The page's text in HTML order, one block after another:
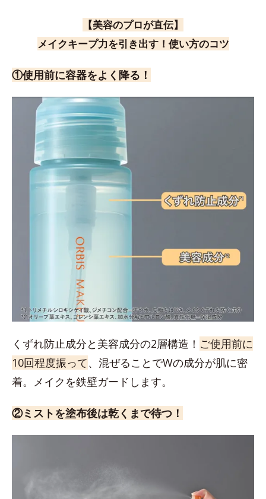
【美容のプロが直伝】
メイクキープ力を引き出す！使い方のコツ
①使用前に容器をよく降る！
くずれ防止成分と美容成分の2層構造！ ご使用前に
10回程度振って、混ぜることでWの成分が肌に密
着。メイクを鉄壁ガードします。
②ミストを塗布後は乾くまで待つ！